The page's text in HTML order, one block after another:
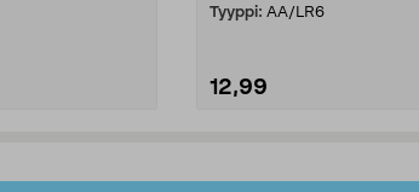
Tyyppi: AA/LR6
12,99